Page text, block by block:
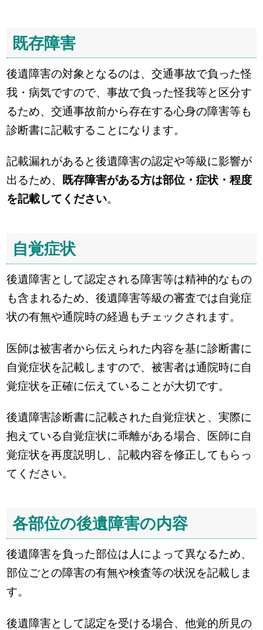
既存障害
後遺障害の対象となるのは、交通事故で負った怪
我・病気ですので、事故で負った怪我等と区分す
るため、交通事故前から存在する心身の障害等も
診断書に記載することになります。
記載漏れがあると後遺障害の認定や等級に影響が
出るため、
既存障害がある方は部位・症状・程度
を記載してください。
自覚症状
後遺障害として認定される障害等は精神的なもの
も含まれるため、後遺障害等級の審査では自覚症
状の有無や通院時の経過もチェックされます。
医師は被害者から伝えられた内容を基に診断書に
自覚症状を記載しますので、被害者は通院時に自
覚症状を正確に伝えていることが大切です。
後遺障害診断書に記載された自覚症状と、実際に
抱えている自覚症状に乖離がある場合、医師に自
覚症状を再度説明し、記載内容を修正してもらっ
てください。
各部位の後遺障害の内容
後遺障害を負った部位は人によって異なるため、
部位ごとの障害の有無や検査等の状況を記載しま
す。
後遺障害として認定を受ける場合、他覚的所見の